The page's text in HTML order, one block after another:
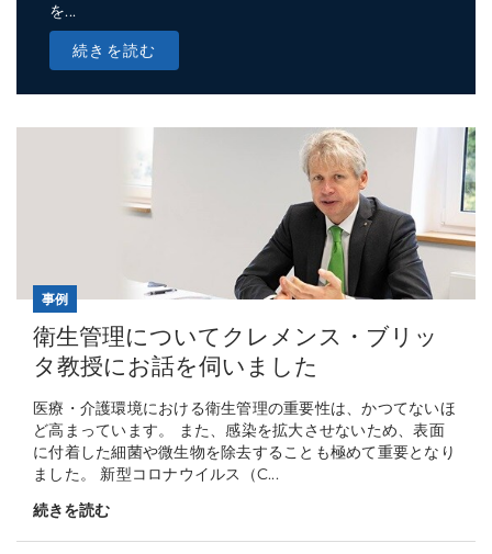
を...
続きを読む
事例
衛生管理についてクレメンス・ブリッ
タ教授にお話を伺いました
医療・介護環境における衛生管理の重要性は、かつてないほ
ど高まっています。 また、感染を拡大させないため、表面
に付着した細菌や微生物を除去することも極めて重要となり
ました。 新型コロナウイルス（C...
続きを読む